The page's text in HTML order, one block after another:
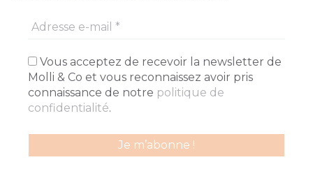
Vous acceptez de recevoir la newsletter de
Molli & Co et vous reconnaissez avoir pris
connaissance de notre politique de
confidentialité.